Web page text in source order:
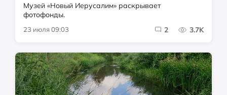
Музей «Новый Иерусалим» раскрывает
фотофонды.
23 июля 09:03 2 3.7K